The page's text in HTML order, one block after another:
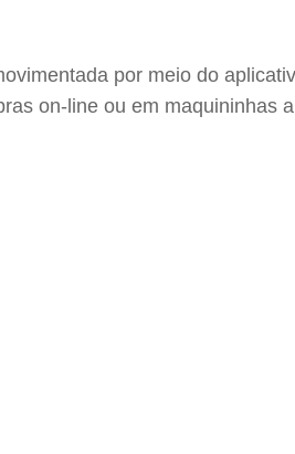
por meio do
on-line ou em maquininhas